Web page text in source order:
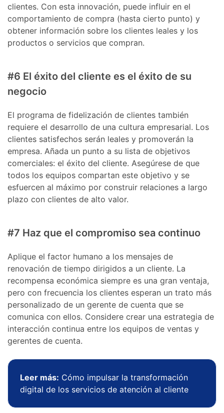
clientes. Con esta innovación, puede influir en el
comportamiento de compra (hasta cierto punto) y
obtener información sobre los clientes leales y los
productos o servicios que compran.
#6 El éxito del cliente es el éxito de su
negocio
El programa de fidelización de clientes también
requiere el desarrollo de una cultura empresarial. Los
clientes satisfechos serán leales y promoverán la
empresa. Añada un punto a su lista de objetivos
comerciales: el éxito del cliente. Asegúrese de que
todos los equipos compartan este objetivo y se
esfuercen al máximo por construir relaciones a largo
plazo con clientes de alto valor.
#7 Haz que el compromiso sea continuo
Aplique el factor humano a los mensajes de
renovación de tiempo dirigidos a un cliente. La
recompensa económica siempre es una gran ventaja,
pero con frecuencia los clientes esperan un trato más
personalizado de un gerente de cuenta que se
comunica con ellos. Considere crear una estrategia de
interacción continua entre los equipos de ventas y
gerentes de cuenta.
Leer más: Cómo impulsar la transformación
digital de los servicios de atención al cliente